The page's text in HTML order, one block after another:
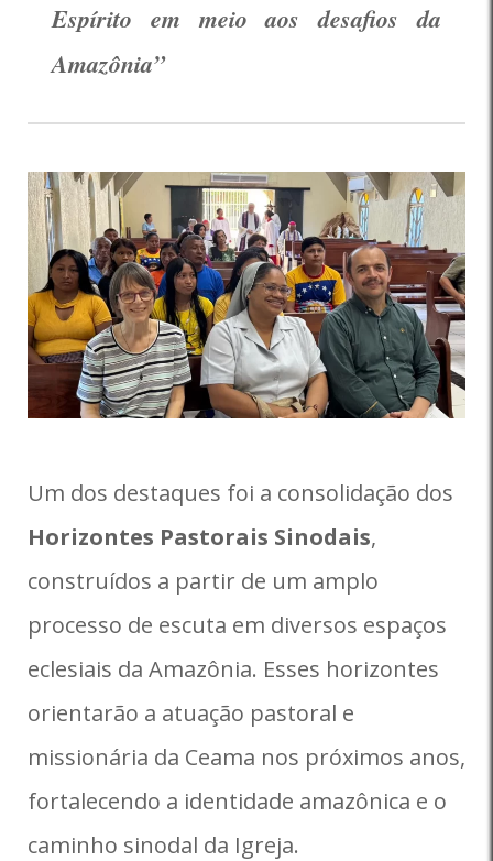
Espírito em meio aos desafios da
Amazônia”
Um dos destaques foi a consolidação dos
Horizontes Pastorais Sinodais,
construídos a partir de um amplo
processo de escuta em diversos espaços
eclesiais da Amazônia. Esses horizontes
orientarão a atuação pastoral e
missionária da Ceama nos próximos anos,
fortalecendo a identidade amazônica e o
caminho sinodal da Igreja.